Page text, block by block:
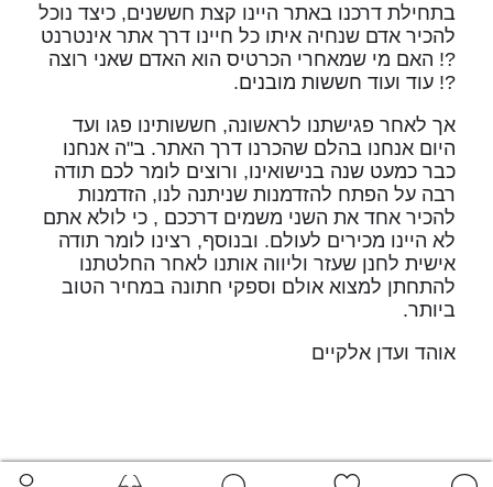
בתחילת דרכנו באתר היינו קצת חששנים, כיצד נוכל
להכיר אדם שנחיה איתו כל חיינו דרך אתר אינטרנט
?! האם מי שמאחרי הכרטיס הוא האדם שאני רוצה
?! עוד ועוד חששות מובנים.
אך לאחר פגישתנו לראשונה, חששותינו פגו ועד
היום אנחנו בהלם שהכרנו דרך האתר. ב"ה אנחנו
כבר כמעט שנה בנישואינו, ורוצים לומר לכם תודה
רבה על הפתח להזדמנות שניתנה לנו, הזדמנות
להכיר אחד את השני משמים דרככם , כי לולא אתם
לא היינו מכירים לעולם. ובנוסף, רצינו לומר תודה
אישית לחנן שעזר וליווה אותנו לאחר החלטתנו
להתחתן למצוא אולם וספקי חתונה במחיר הטוב
ביותר.
אוהד ועדן אלקיים